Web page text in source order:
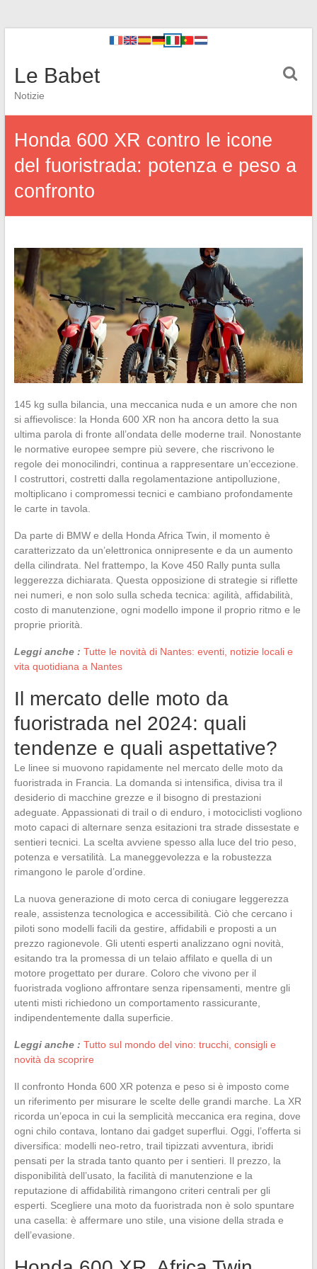
Le Babet
Notizie
Honda 600 XR contro le icone
del fuoristrada: potenza e peso a
confronto
145 kg sulla bilancia, una meccanica nuda e un amore che non
si affievolisce: la Honda 600 XR non ha ancora detto la sua
ultima parola di fronte all’ondata delle moderne trail. Nonostante
le normative europee sempre più severe, che riscrivono le
regole dei monocilindri, continua a rappresentare un’eccezione.
I costruttori, costretti dalla regolamentazione antipolluzione,
moltiplicano i compromessi tecnici e cambiano profondamente
le carte in tavola.
Da parte di BMW e della Honda Africa Twin, il momento è
caratterizzato da un’elettronica onnipresente e da un aumento
della cilindrata. Nel frattempo, la Kove 450 Rally punta sulla
leggerezza dichiarata. Questa opposizione di strategie si riflette
nei numeri, e non solo sulla scheda tecnica: agilità, affidabilità,
costo di manutenzione, ogni modello impone il proprio ritmo e le
proprie priorità.
Leggi anche : Tutte le novità di Nantes: eventi, notizie locali e
vita quotidiana a Nantes
Il mercato delle moto da
fuoristrada nel 2024: quali
tendenze e quali aspettative?
Le linee si muovono rapidamente nel mercato delle moto da
fuoristrada in Francia. La domanda si intensifica, divisa tra il
desiderio di macchine grezze e il bisogno di prestazioni
adeguate. Appassionati di trail o di enduro, i motociclisti vogliono
moto capaci di alternare senza esitazioni tra strade dissestate e
sentieri tecnici. La scelta avviene spesso alla luce del trio peso,
potenza e versatilità. La maneggevolezza e la robustezza
rimangono le parole d’ordine.
La nuova generazione di moto cerca di coniugare leggerezza
reale, assistenza tecnologica e accessibilità. Ciò che cercano i
piloti sono modelli facili da gestire, affidabili e proposti a un
prezzo ragionevole. Gli utenti esperti analizzano ogni novità,
esitando tra la promessa di un telaio affilato e quella di un
motore progettato per durare. Coloro che vivono per il
fuoristrada vogliono affrontare senza ripensamenti, mentre gli
utenti misti richiedono un comportamento rassicurante,
indipendentemente dalla superficie.
Leggi anche : Tutto sul mondo del vino: trucchi, consigli e
novità da scoprire
Il confronto Honda 600 XR potenza e peso si è imposto come
un riferimento per misurare le scelte delle grandi marche. La XR
ricorda un’epoca in cui la semplicità meccanica era regina, dove
ogni chilo contava, lontano dai gadget superflui. Oggi, l’offerta si
diversifica: modelli neo-retro, trail tipizzati avventura, ibridi
pensati per la strada tanto quanto per i sentieri. Il prezzo, la
disponibilità dell’usato, la facilità di manutenzione e la
reputazione di affidabilità rimangono criteri centrali per gli
esperti. Scegliere una moto da fuoristrada non è solo spuntare
una casella: è affermare uno stile, una visione della strada e
dell’evasione.